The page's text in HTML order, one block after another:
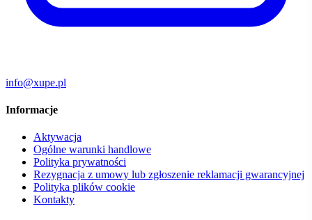
info@xupe.pl
Informacje
Aktywacja
Ogólne warunki handlowe
Polityka prywatności
Rezygnacja z umowy lub zgłoszenie reklamacji gwarancyjnej
Polityka plików cookie
Kontakty